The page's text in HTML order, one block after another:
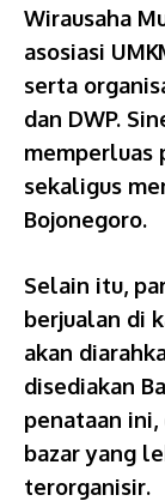
Wirausaha
asosiasi
serta
dan DWP.
memperluas
sekaligus
Bojonegoro.
Selain itu,
berjualan di
akan
disediakan
penataan
bazar yang
terorganisir.